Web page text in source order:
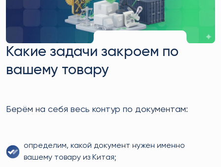
Какие задачи закроем по
вашему товару
Берём на себя весь контур по документам:
определим, какой документ нужен именно
вашему товару из Китая;